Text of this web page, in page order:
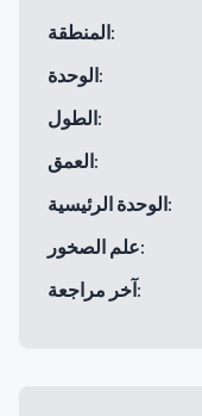
المنطقة:
الوحدة:
الطول:
العمق:
الوحدة الرئيسية:
علم الصخور:
آخر مراجعة: